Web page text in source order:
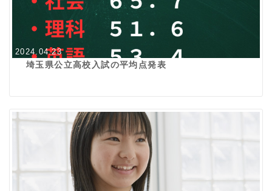
2024.04.23
埼玉県公立高校入試の平均点発表